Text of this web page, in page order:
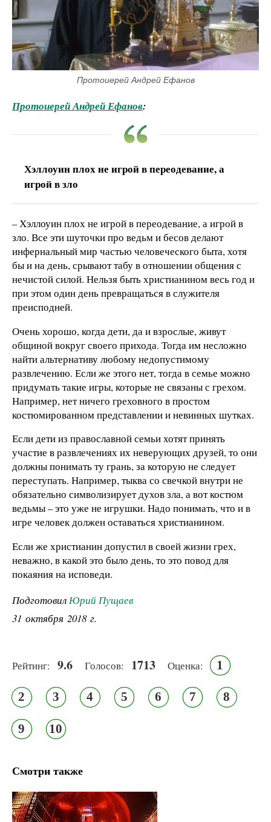
Протоиерей Андрей Ефанов
Протоиерей Андрей Ефанов:
Хэллоуин плох не игрой в переодевание, а
игрой в зло
– Хэллоуин плох не игрой в переодевание, а игрой в
зло. Все эти шуточки про ведьм и бесов делают
инфернальный мир частью человеческого быта, хотя
бы и на день, срывают табу в отношении общения с
нечистой силой. Нельзя быть христианином весь год и
при этом один день превращаться в служителя
преисподней.
Очень хорошо, когда дети, да и взрослые, живут
общиной вокруг своего прихода. Тогда им несложно
найти альтернативу любому недопустимому
развлечению. Если же этого нет, тогда в семье можно
придумать такие игры, которые не связаны с грехом.
Например, нет ничего греховного в простом
костюмированном представлении и невинных шутках.
Если дети из православной семьи хотят принять
участие в развлечениях их неверующих друзей, то они
должны понимать ту грань, за которую не следует
переступать. Например, тыква со свечкой внутри не
обязательно символизирует духов зла, а вот костюм
ведьмы – это уже не игрушки. Надо понимать, что и в
игре человек должен оставаться христианином.
Если же христианин допустил в своей жизни грех,
неважно, в какой это было день, то это повод для
покаяния на исповеди.
ПодготовилЮрий Пущаев
31 октября 2018 г.
Рейтинг: 9.6 Голосов: 1713 Оценка: 1
2 3 4 5 6 7 8
9 10
Смотри также